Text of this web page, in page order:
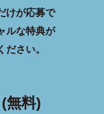
けが応募で
ルな特典が
ださい。
無料)